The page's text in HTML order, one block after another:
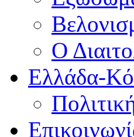
Ο
Ελλάδα-